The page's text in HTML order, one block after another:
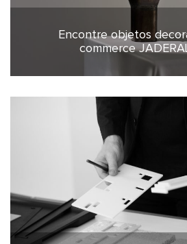
11 de fevereiro de
Encontre objetos
commerce